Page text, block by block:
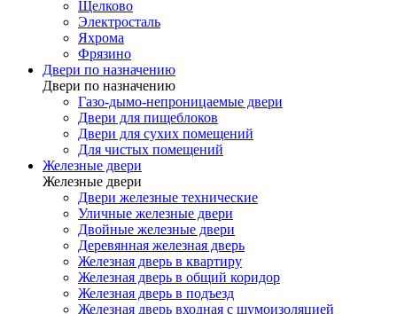
Щелково
Электросталь
Яхрома
Фрязино
Двери по назначению
Двери по назначению
Газо-дымо-непроницаемые двери
Двери для пищеблоков
Двери для сухих помещений
Для чистых помещений
Железные двери
Железные двери
Двери железные технические
Уличные железные двери
Двойные железные двери
Деревянная железная дверь
Железная дверь в квартиру
Железная дверь в общий коридор
Железная дверь в подъезд
Железная дверь входная с шумоизоляцией